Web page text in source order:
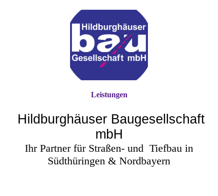
Hildburghäuser Baugesellschaft
mbH
Ihr Partner für Straßen- und Tiefbau in
Südthüringen & Nordbayern
Leistungen